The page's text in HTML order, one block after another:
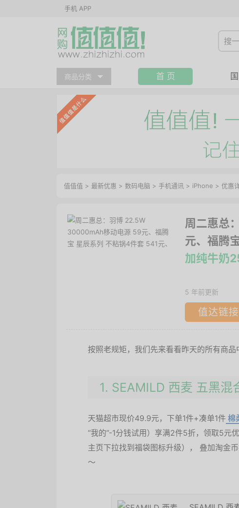
手机 APP
商品分类 首 页
值值值 > 最新优惠 > 数码电脑 > 手机通讯 > iPhone > 优惠
周二惠总
元、福腾
加纯牛奶
5 年前更新
值达链
按照老规矩，我们先来看看昨天的所有商品
1. SEAMILD 西麦 五黑
天猫超市现价49.9元，下单1件+凑单1件 棉
“我的”-1分钱试用）享满2件5折，领取5元
主页下拉找到福袋图标升级）， 叠加淘金
～